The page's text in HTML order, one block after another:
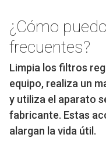
¿Cómo
frecuentes?
Limpia los filtros
equipo, realiza un
y utiliza el aparato
fabricante. Estas
alargan la vida útil.